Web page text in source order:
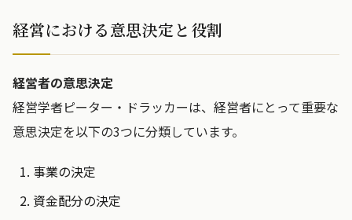
経営における意思決定と役割
経営者の意思決定
経営学者ピーター・ドラッカーは、経営者にとって重要な
意思決定を以下の3つに分類しています。
事業の決定
資金配分の決定